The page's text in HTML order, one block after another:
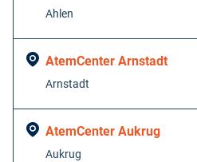
decimal
degrees. Use
dot (.) as
decimal
separator.
Ahlen
AtemCenter Arnstadt
Arnstadt
AtemCenter Aukrug
Aukrug